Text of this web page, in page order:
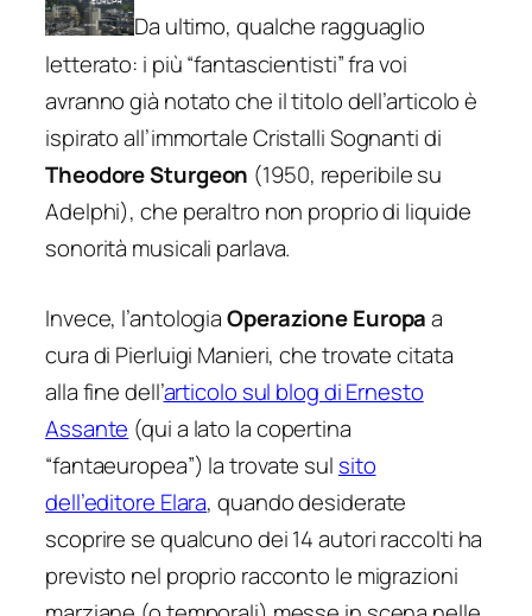
Da ultimo, qualche ragguaglio
letterato: i più “fantascientisti” fra voi
avranno già notato che il titolo dell’articolo è
ispirato all’immortaleCristalli Sognantidi
Theodore Sturgeon (1950, reperibile su
Adelphi), che peraltro non proprio di liquide
sonorità musicali parlava.
Invece, l’antologiaOperazione Europaa
cura di Pierluigi Manieri, che trovate citata
alla fine dell’articolo sul blog di Ernesto
Assante (qui a lato la copertina
“fantaeuropea”) la trovate sul sito
dell’editore Elara, quando desiderate
scoprire se qualcuno dei 14 autori raccolti ha
previsto nel proprio racconto le migrazioni